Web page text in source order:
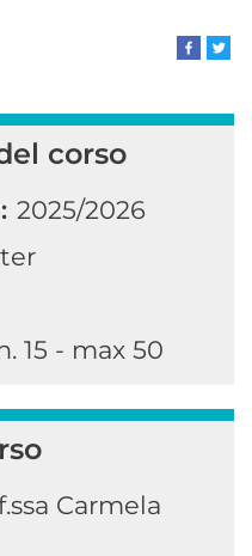
corso
2025/2026
15 - max 50
Carmela